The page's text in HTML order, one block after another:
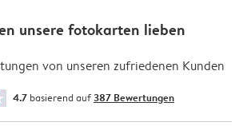
unsere fotokarten lieben
von unseren zufriedenen Kunden
4.7 basierend auf387 Bewertungen